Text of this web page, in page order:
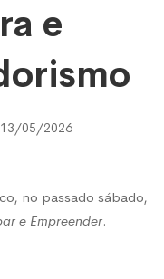
e
13/05/2026
no passado sábado,
e Empreender.